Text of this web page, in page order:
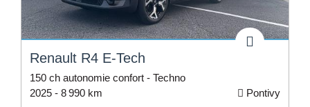
Renault R4 E-Tech
150 ch autonomie confort - Techno
2025 - 8 990 km Pontivy